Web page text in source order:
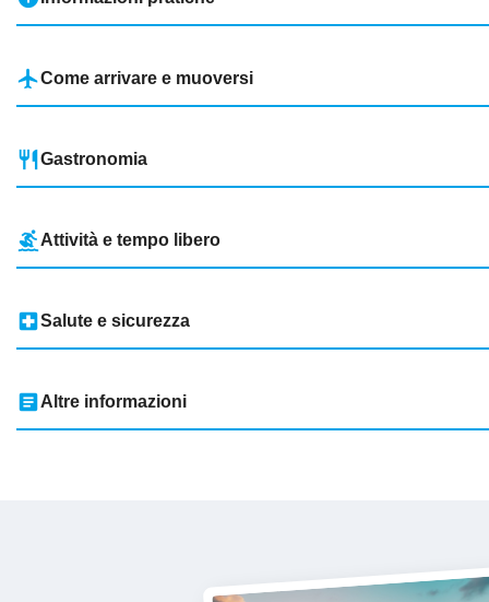
flightCome arrivare e muoversi
restaurant Gastronomia
surfing Attività e tempo libero
local_hospitalSalute e sicurezza
articleAltre informazioni